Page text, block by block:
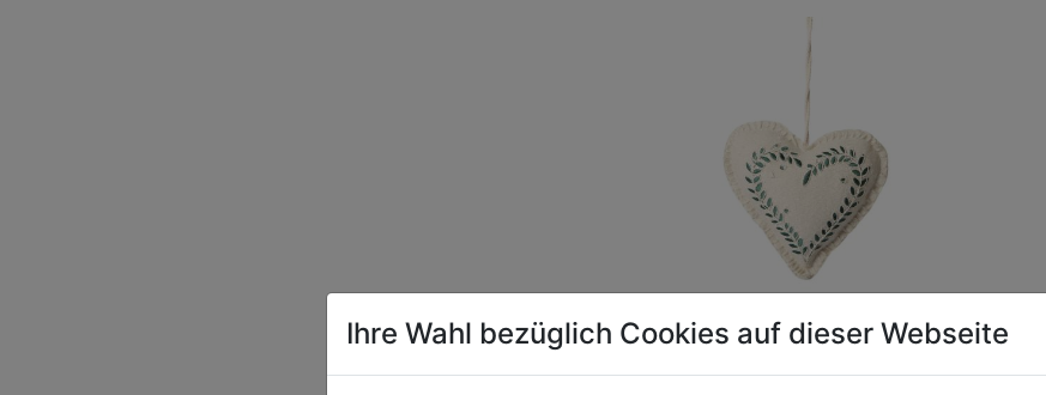
Ihre Wahl bezüglich Cookies auf dieser Webseite